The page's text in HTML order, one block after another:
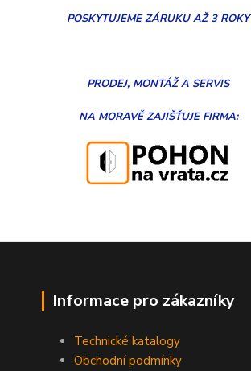
POSKYTUJEME ZÁRUKU AŽ 3 ROKY
PRODEJ, MONTÁŽA SERVIS
NA MORAVĚZAJIŠŤUJE FIRMA:
Informace pro zákazníky
Technické katalogy
Obchodní podmínky